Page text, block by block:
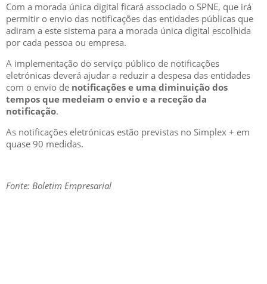
Com a morada única digital ficará associado o SPNE, que irá
permitir o envio das notificações das entidades públicas que
adiram a este sistema para a morada única digital escolhida
por cada pessoa ou empresa.
A implementação do serviço público de notificações
eletrónicas deverá ajudar a reduzir a despesa das entidades
com o envio de notificações e uma diminuição dos
tempos que medeiam o envio e a receção da
notificação.
As notificações eletrónicas estão previstas no Simplex + em
quase 90 medidas.
Fonte: Boletim Empresarial